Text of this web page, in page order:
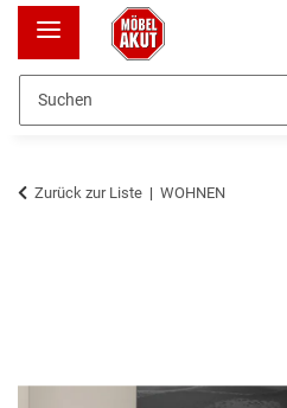
Zurück zur Liste WOHNEN